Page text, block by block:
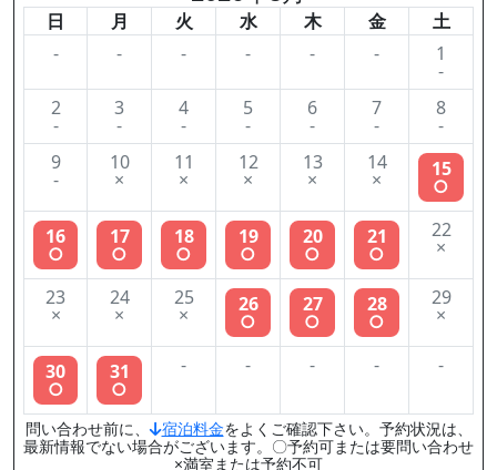
日 月 火 水 木 金
土
-
- - - - - 1
-
2
-
3
-
4
-
5
-
6
-
7
-
8
-
9
-
10
×
11
×
12
×
13
×
14
× 15
○
16
○
17
○
18
○
19
○
20
○
21
○
22
×
23
×
24
×
25
× 26
○
27
○
28
○
29
×
30
○
31
○
- - - - -
問い合わせ前に、 宿泊料金をよくご確認下さい。予約状況は、
最新情報でない場合がございます。〇予約可または要問い合わせ
×満室または予約不可